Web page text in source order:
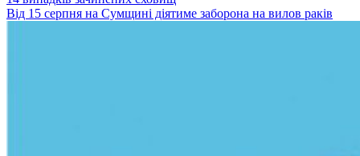
Від 15 серпня на Сумщині діятиме заборона на вилов раків